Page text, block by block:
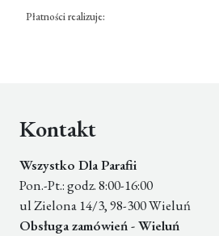
Płatności realizuje:
Kontakt
Wszystko Dla Parafii
Pon.-Pt.: godz. 8:00-16:00
ul Zielona 14/3, 98-300 Wieluń
Obsługa zamówień - Wieluń